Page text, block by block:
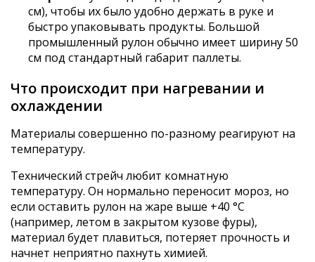
см), чтобы их было удобно держать в руке и
быстро упаковывать продукты. Большой
промышленный рулон обычно имеет ширину 50
см под стандартный габарит паллеты.
Что происходит при нагревании и
охлаждении
Материалы совершенно по-разному реагируют на
температуру.
Технический стрейч любит комнатную
температуру. Он нормально переносит мороз, но
если оставить рулон на жаре выше +40 °C
(например, летом в закрытом кузове фуры),
материал будет плавиться, потеряет прочность и
начнет неприятно пахнуть химией.